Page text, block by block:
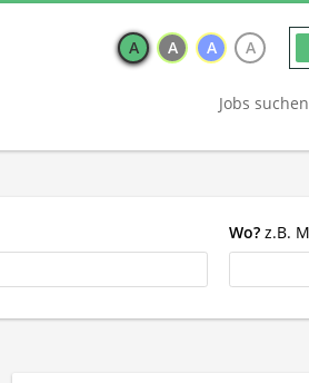
A A A A
Jobs suchen
Wo? z.B.